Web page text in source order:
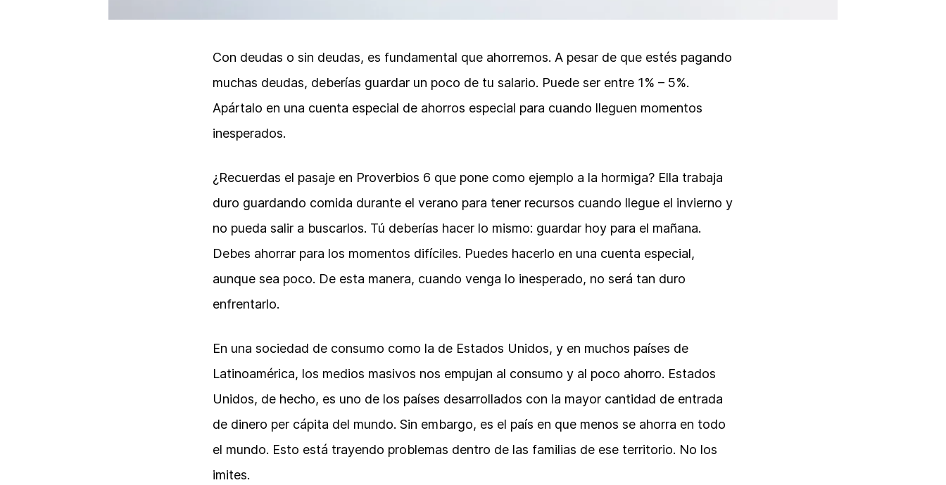
Con deudas o sin deudas, es fundamental que ahorremos. A pesar de que estés pagando
muchas deudas, deberías guardar un poco de tu salario. Puede ser entre 1% – 5%.
Apártalo en una cuenta especial de ahorros especial para cuando lleguen momentos
inesperados.
¿Recuerdas el pasaje en Proverbios 6 que pone como ejemplo a la hormiga? Ella trabaja
duro guardando comida durante el verano para tener recursos cuando llegue el invierno y
no pueda salir a buscarlos. Tú deberías hacer lo mismo: guardar hoy para el mañana.
Debes ahorrar para los momentos difíciles. Puedes hacerlo en una cuenta especial,
aunque sea poco. De esta manera, cuando venga lo inesperado, no será tan duro
enfrentarlo.
En una sociedad de consumo como la de Estados Unidos, y en muchos países de
Latinoamérica, los medios masivos nos empujan al consumo y al poco ahorro. Estados
Unidos, de hecho, es uno de los países desarrollados con la mayor cantidad de entrada
de dinero per cápita del mundo. Sin embargo, es el país en que menos se ahorra en todo
el mundo. Esto está trayendo problemas dentro de las familias de ese territorio. No los
imites.